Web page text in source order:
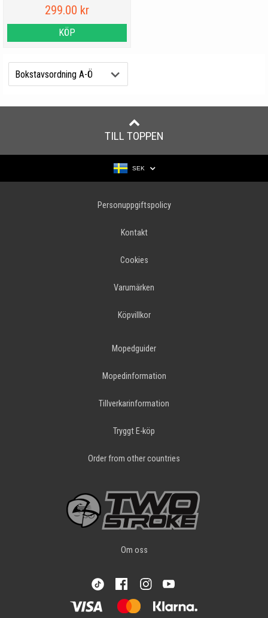
299.00 kr
KÖP
TILL TOPPEN
SEK
Personuppgiftspolicy
Kontakt
Cookies
Varumärken
Köpvillkor
Mopedguider
Mopedinformation
Tillverkarinformation
Tryggt E-köp
Order from other countries
Om oss